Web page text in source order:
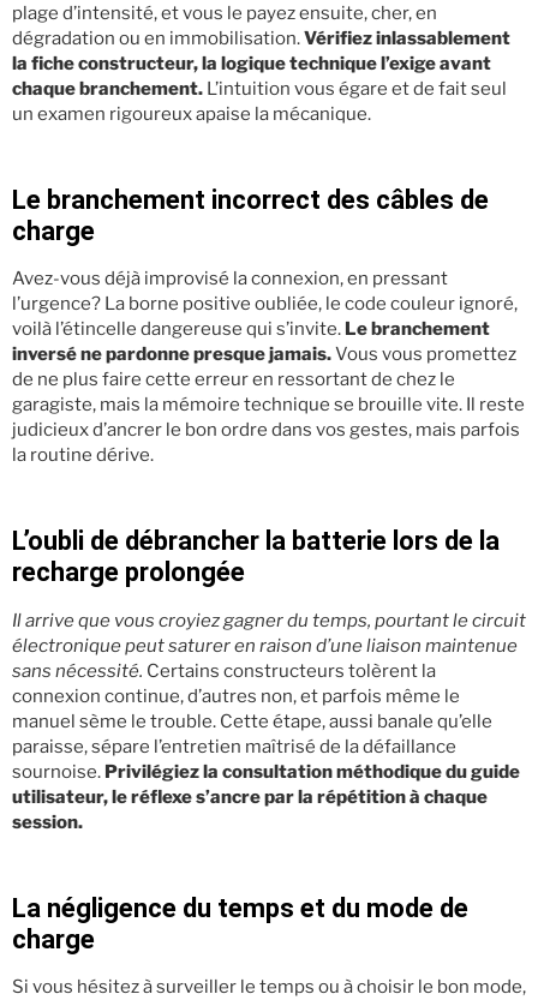
plage d’intensité, et vous le payez ensuite, cher, en
dégradation ou en immobilisation.Vérifiez inlassablement
la fiche constructeur, la logique technique l’exige avant
chaque branchement. L’intuition vous égare et de fait seul
un examen rigoureux apaise la mécanique.
Le branchement incorrect des câbles de
charge
Avez-vous déjà improvisé la connexion, en pressant
l’urgence? La borne positive oubliée, le code couleur ignoré,
voilà l’étincelle dangereuse qui s’invite. Le branchement
inversé ne pardonne presque jamais.Vous vous promettez
de ne plus faire cette erreur en ressortant de chez le
garagiste, mais la mémoire technique se brouille vite. Il reste
judicieux d’ancrer le bon ordre dans vos gestes, mais parfois
la routine dérive.
L’oubli de débrancher la batterie lors de la
recharge prolongée
Il arrive que vous croyiez gagner du temps, pourtant le circuit
électronique peut saturer en raison d’une liaison maintenue
sans nécessité. Certains constructeurs tolèrent la
connexion continue, d’autres non, et parfois même le
manuel sème le trouble. Cette étape, aussi banale qu’elle
paraisse, sépare l’entretien maîtrisé de la défaillance
sournoise. Privilégiez la consultation méthodique du guide
utilisateur, le réflexe s’ancre par la répétition à chaque
session.
La négligence du temps et du mode de
charge
Si vous hésitez à surveiller le temps ou à choisir le bon mode,